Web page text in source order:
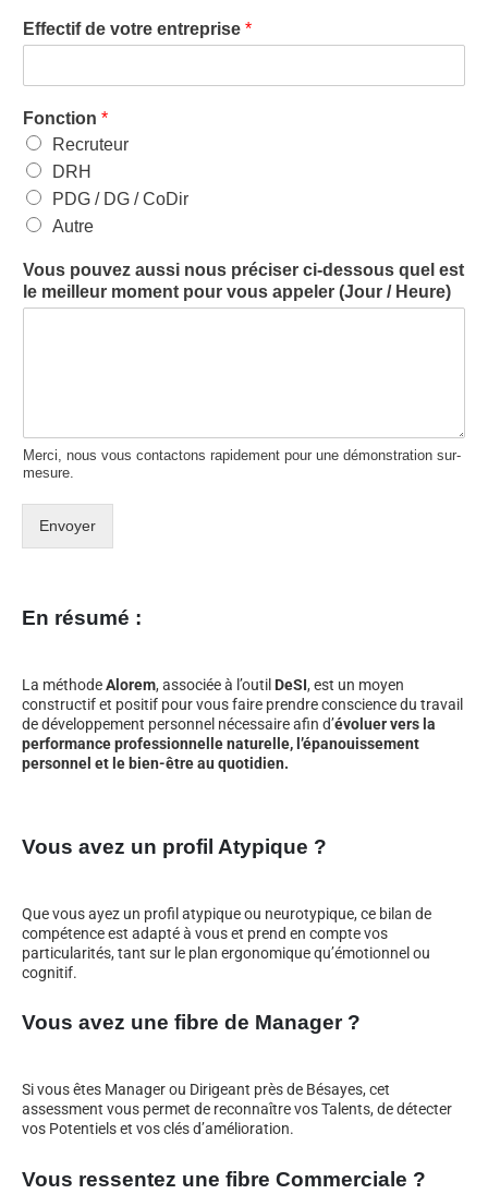
Effectif de votre entreprise *
Fonction *
Recruteur
DRH
PDG / DG / CoDir
Autre
Vous pouvez aussi nous préciser ci-dessous quel est
le meilleur moment pour vous appeler (Jour / Heure)
Merci, nous vous contactons rapidement pour une démonstration sur-
mesure.
Envoyer
En résumé :
La méthodeAlorem, associée à l’outil DeSI, est un moyen
constructif et positif pour vous faire prendre conscience du travail
de développement personnel nécessaire afin d’évoluer vers la
performance professionnelle naturelle, l’épanouissement
personnel et le bien-être au quotidien.
Vous avez un profil Atypique ?
Que vous ayez un profil atypique ou neurotypique, ce bilan de
compétence est adapté à vous et prend en compte vos
particularités, tant sur le plan ergonomique qu’émotionnel ou
cognitif.
Vous avez une fibre de Manager ?
Si vous êtes Manager ou Dirigeant près de Bésayes, cet
assessment vous permet de reconnaître vos Talents, de détecter
vos Potentiels et vos clés d’amélioration.
Vous ressentez une fibre Commerciale ?